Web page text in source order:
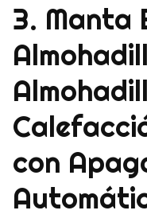
3. Manta
con